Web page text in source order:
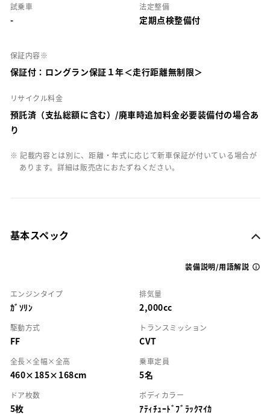
試乗車
-
法定整備
定期点検整備付
保証内容※
保証付：ロングラン保証１年＜走行距離無制限＞
リサイクル料金
預託済（支払総額に含む）/廃車時追加料金必要装備付の場合あ
り
※ 記載内容とは別に、距離・年式に応じて新車保証が付いている場合が
あります。詳細は販売店におたずねください。
基本スペック
装備説明/用語解説
エンジンタイプ
ｶﾞｿﾘﾝ
排気量
2,000cc
駆動方式
FF
トランスミッション
CVT
全長×全幅×全高
460×185×168cm
乗車定員
5名
ドア枚数
5枚
ボディカラー
ｱﾃｨﾁｭｰﾄﾞﾌﾞﾗｯｸﾏｲｶ